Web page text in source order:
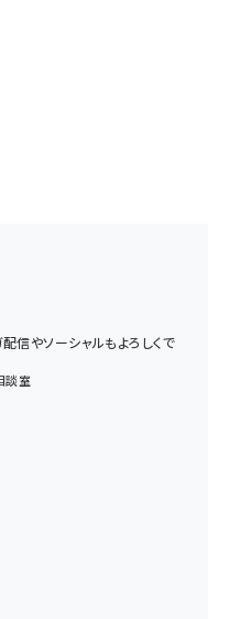
信やソーシャルもよろしくで
談室